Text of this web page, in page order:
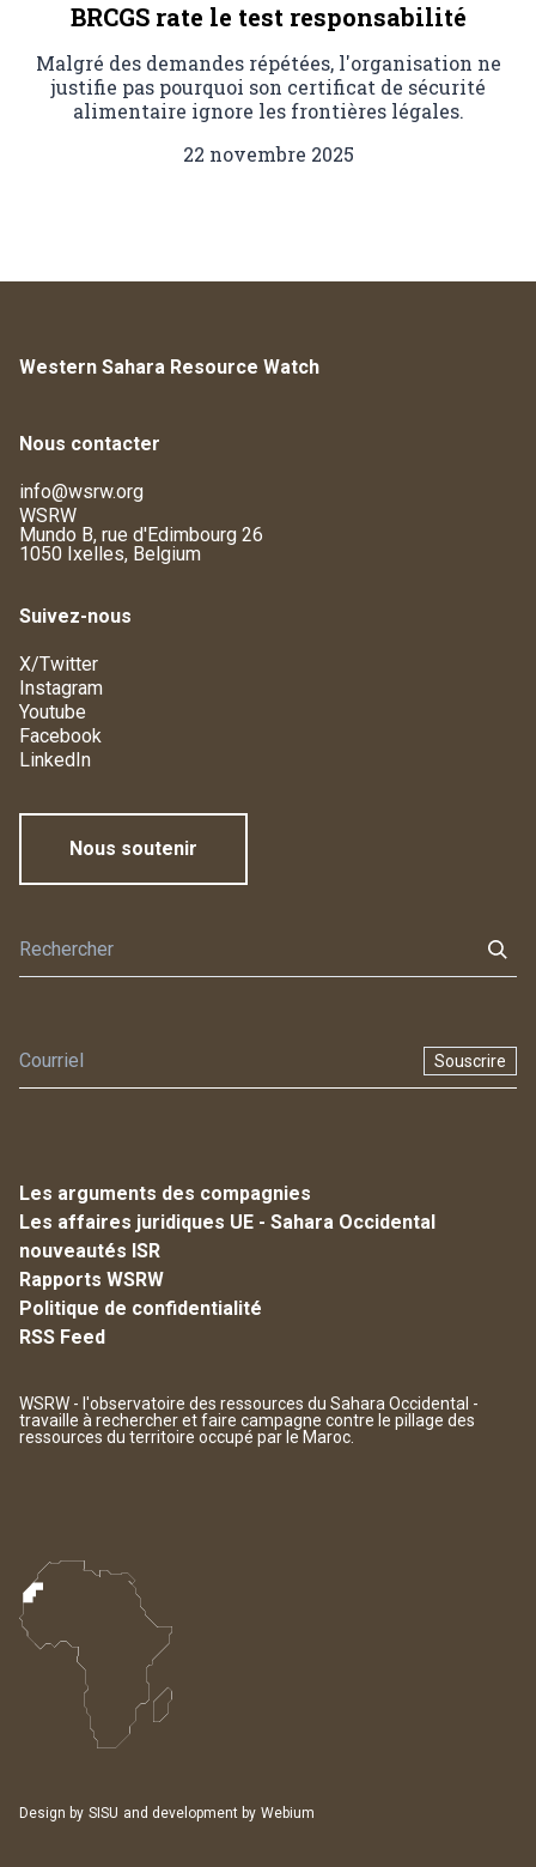
BRCGS rate le test responsabilité
Malgré des demandes répétées, l'organisation ne
justifie pas pourquoi son certificat de sécurité
alimentaire ignore les frontières légales.
22 novembre 2025
Western Sahara Resource Watch
Nous contacter
info@wsrw.org
WSRW
Mundo B, rue d'Edimbourg 26
1050 Ixelles, Belgium
Suivez-nous
X/Twitter
Instagram
Youtube
Facebook
LinkedIn
Nous soutenir
Souscrire
Les arguments des compagnies
Les affaires juridiques UE - Sahara Occidental
nouveautés ISR
Rapports WSRW
Politique de confidentialité
RSS Feed
WSRW - l'observatoire des ressources du Sahara Occidental -
travaille à rechercher et faire campagne contre le pillage des
ressources du territoire occupé par le Maroc.
Design by SISU and development by Webium